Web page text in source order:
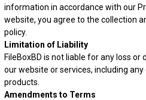
information in accordance with our
website, you agree to the collection
policy.
Limitation of Liability
FileBoxBD is not liable for any loss
our website or services, including any
products.
Amendments to Terms